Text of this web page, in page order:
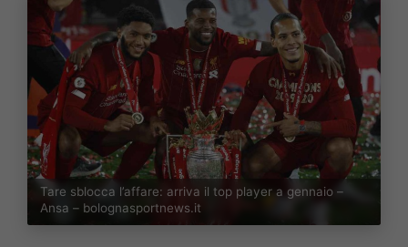
Tare sblocca l’affare: arriva il top player a gennaio –
Ansa – bolognasportnews.it